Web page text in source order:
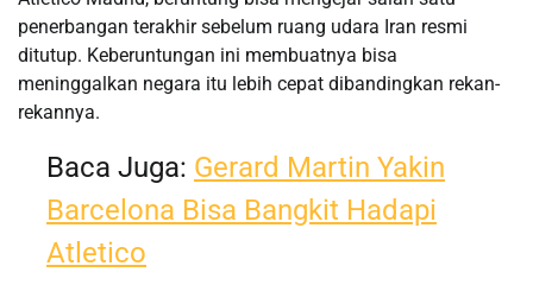
penerbangan terakhir sebelum ruang udara Iran resmi
ditutup. Keberuntungan ini membuatnya bisa
meninggalkan negara itu lebih cepat dibandingkan rekan-
rekannya.
Baca Juga: Gerard Martin Yakin
Barcelona Bisa Bangkit Hadapi
Atletico